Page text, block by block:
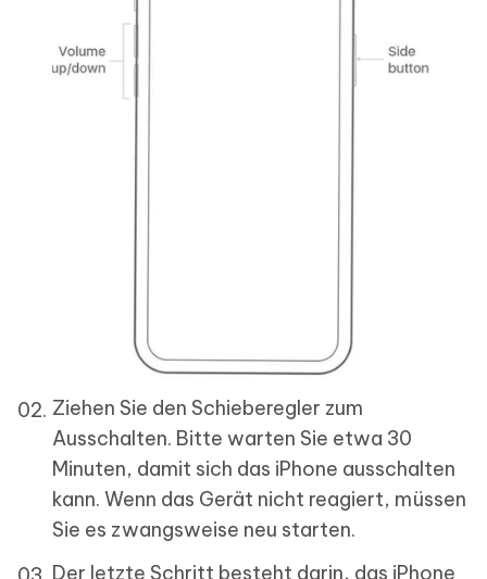
Ziehen Sie den Schieberegler zum
Ausschalten. Bitte warten Sie etwa 30
Minuten, damit sich das iPhone ausschalten
kann. Wenn das Gerät nicht reagiert, müssen
Sie es zwangsweise neu starten.
Der letzte Schritt besteht darin, das iPhone